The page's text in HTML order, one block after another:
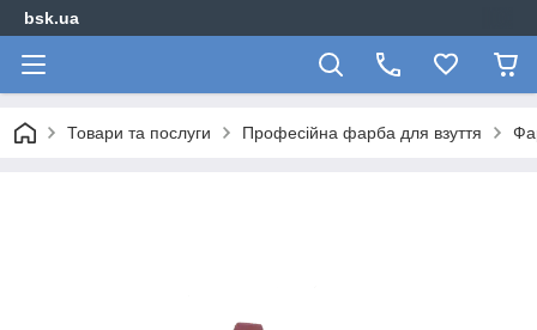
bsk.ua
Товари та послуги Професійна фарба для взуття